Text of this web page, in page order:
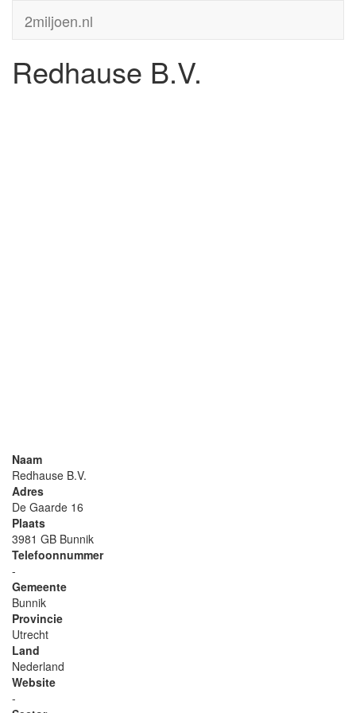
2miljoen.nl
Redhause B.V.
Naam
Redhause B.V.
Adres
De Gaarde 16
Plaats
3981 GB Bunnik
Telefoonnummer
-
Gemeente
Bunnik
Provincie
Utrecht
Land
Nederland
Website
-